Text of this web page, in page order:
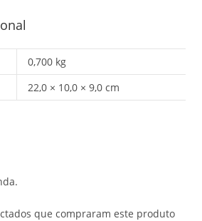
0,700 kg
22,0 × 10,0 × 9,0 cm
que compraram este produto